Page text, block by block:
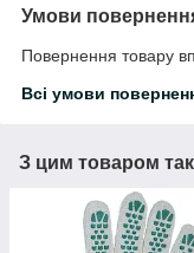
Умови
Повернення товару
Всі умови
З цим товаром